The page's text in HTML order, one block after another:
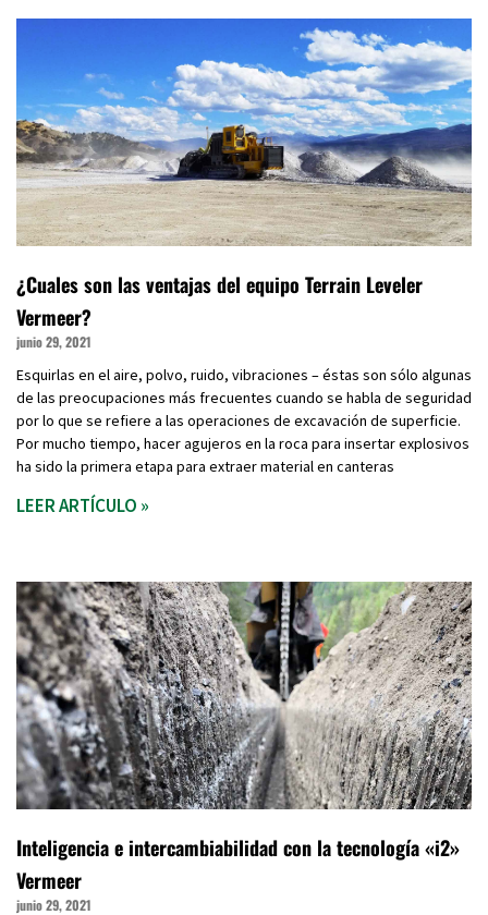
¿Cuales son las ventajas del equipo Terrain Leveler
Vermeer?
junio 29, 2021
Esquirlas en el aire, polvo, ruido, vibraciones – éstas son sólo algunas
de las preocupaciones más frecuentes cuando se habla de seguridad
por lo que se refiere a las operaciones de excavación de superficie.
Por mucho tiempo, hacer agujeros en la roca para insertar explosivos
ha sido la primera etapa para extraer material en canteras
LEER ARTÍCULO »
Inteligencia e intercambiabilidad con la tecnología «i2»
Vermeer
junio 29, 2021